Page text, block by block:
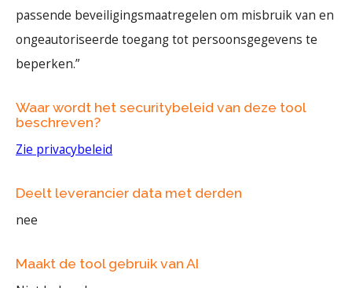
passende beveiligingsmaatregelen om misbruik van en
ongeautoriseerde toegang tot persoonsgegevens te
beperken.”
Waar wordt het securitybeleid van deze tool
beschreven?
Zie privacybeleid
Deelt leverancier data met derden
nee
Maakt de tool gebruik van AI